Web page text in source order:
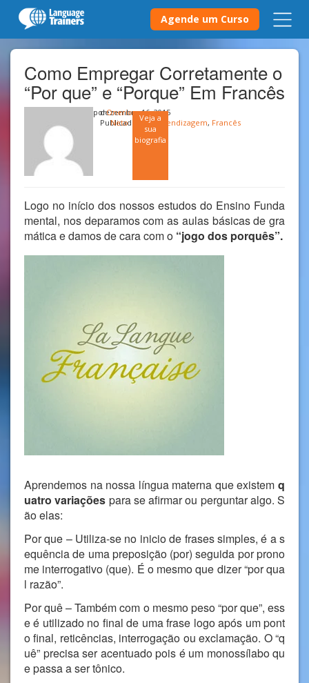
Agende um Curso
Como Empregar Corretamente o
“Por que” e “Porque” Em Francês
porOnerio
Neto
Veja a
sua
biografia
dezembro 16, 2015
Publicado emAprendizagem, Francês
Logo no início dos nossos estudos do Ensino Funda
mental, nos deparamos com as aulas básicas de gra
mática e damos de cara com o “jogo dos porquês”.
Aprendemos na nossa língua materna que existem q
uatro variações para se afirmar ou perguntar algo. S
ão elas:
Por que – Utiliza-se no inicio de frases simples, é a s
equência de uma preposição (por) seguida por prono
me interrogativo (que). É o mesmo que dizer “por qua
l razão”.
Por quê – Também com o mesmo peso “por que”, ess
e é utilizado no final de uma frase logo após um pont
o final, reticências, interrogação ou exclamação. O “q
uê” precisa ser acentuado pois é um monossílabo qu
e passa a ser tônico.